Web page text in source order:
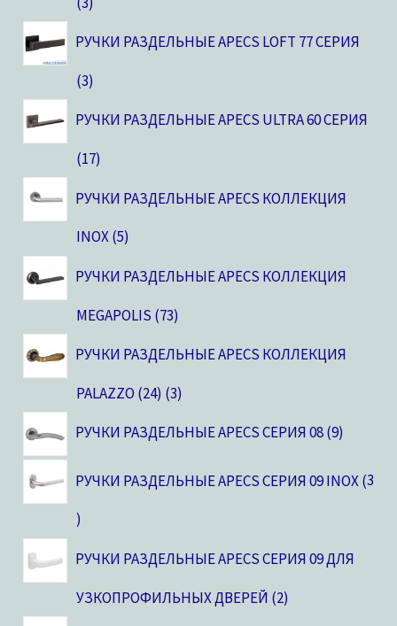
РУЧКИ РАЗДЕЛЬНЫЕ APECS LOFT 77 СЕРИЯ
3
РУЧКИ РАЗДЕЛЬНЫЕ APECS ULTRA 60 СЕРИЯ
17
РУЧКИ РАЗДЕЛЬНЫЕ APECS КОЛЛЕКЦИЯ
INOX 5
РУЧКИ РАЗДЕЛЬНЫЕ APECS КОЛЛЕКЦИЯ
MEGAPOLIS 73
РУЧКИ РАЗДЕЛЬНЫЕ APECS КОЛЛЕКЦИЯ
PALAZZO (24) 3
РУЧКИ РАЗДЕЛЬНЫЕ APECS СЕРИЯ 08 9
РУЧКИ РАЗДЕЛЬНЫЕ APECS СЕРИЯ 09 INOX 3
РУЧКИ РАЗДЕЛЬНЫЕ APECS СЕРИЯ 09 ДЛЯ
УЗКОПРОФИЛЬНЫХ ДВЕРЕЙ 2